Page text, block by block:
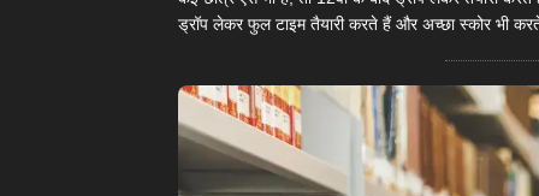
ड्रॉप लेकर फुल टाइम तैयारी करते हैं और अच्छा स्कोर भी